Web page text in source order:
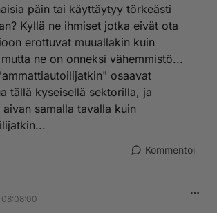
päin tai käyttäytyy törkeästi
Kyllä ne ihmiset jotka eivät ota
erottuvat muuallakin kuin
ne on onneksi vähemmistö...
osaavat
tällä kyseisellä sektorilla, ja
aivan samalla tavalla kuin
Kommentoi